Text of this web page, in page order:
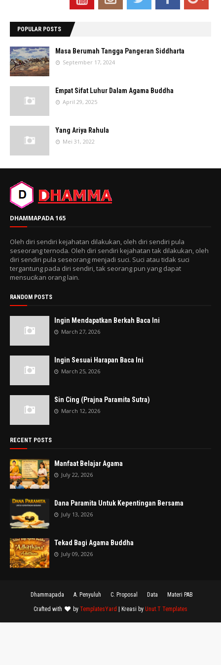
POPULAR POSTS
Masa Berumah Tangga Pangeran Siddharta
September 17, 2024
Empat Sifat Luhur Dalam Agama Buddha
April 29, 2025
Yang Ariya Rahula
Mei 31, 2022
DHAMMAPADA 165
Oleh diri sendiri kejahatan dilakukan, oleh diri sendiri pula
seseorang ternoda. Oleh diri sendiri kejahatan tak dilakukan, oleh
diri sendiri pula seseorang menjadi suci. Suci atau tidak suci
tergantung pada diri sendiri, tak seorang pun yang dapat
mensucikan orang lain.
RANDOM POSTS
Ingin Mendapatkan Berkah Baca Ini
March 27, 2026
Ingin Sesuai Harapan Baca Ini
March 25, 2026
Sin Cing (Prajna Paramita Sutra)
March 12, 2026
RECENT POSTS
Manfaat Belajar Agama
July 22, 2026
Dana Paramita Untuk Kepentingan Bersama
July 13, 2026
Tekad Bagi Agama Buddha
July 09, 2026
Dhammapada A. Penyuluh C. Proposal Data Materi PAB
Crafted with by TemplatesYard | Kreasi by Unut.T Templates